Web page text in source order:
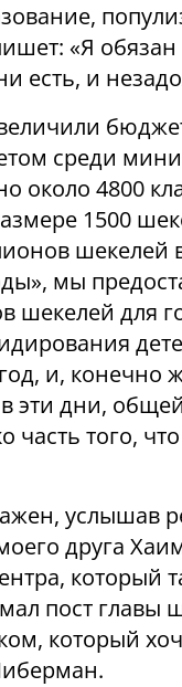
«Я обязан
есть, и
среди
около 4800
1500
шекелей
мы
шекелей для
и, конечно
эти дни,
часть того,
услышав
друга
который
пост главы
который